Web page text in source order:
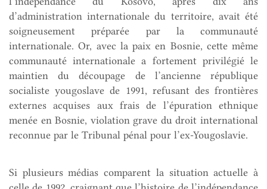
d’administration internationale du territoire, avait été
soigneusement préparée par la communauté
internationale. Or, avec la paix en Bosnie, cette même
communauté internationale a fortement privilégié le
maintien du découpage de l’ancienne république
socialiste yougoslave de 1991, refusant des frontières
externes acquises aux frais de l’épuration ethnique
menée en Bosnie, violation grave du droit international
reconnue par le Tribunal pénal pour l’ex-Yougoslavie.
Si plusieurs médias comparent la situation actuelle à